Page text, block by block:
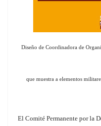
Diseño de Coordinadora de
que muestra a elementos
El Comité Permanente por la